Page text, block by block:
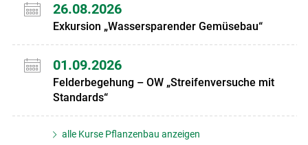
26.08.2026
Exkursion „Wassersparender Gemüsebau“
01.09.2026
Felderbegehung – OW „Streifenversuche mit
Standards“
alle Kurse Pflanzenbau anzeigen